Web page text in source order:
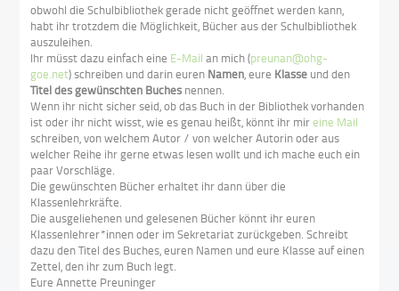
obwohl die Schulbibliothek gerade nicht geöffnet werden kann,
habt ihr trotzdem die Möglichkeit, Bücher aus der Schulbibliothek
auszuleihen.
Ihr müsst dazu einfach eine E-Mailan mich (preunan@ohg-
goe.net) schreiben und darin euren Namen, eure Klasse und den
Titel des gewünschten Buches nennen.
Wenn ihr nicht sicher seid, ob das Buch in der Bibliothek vorhanden
ist oder ihr nicht wisst, wie es genau heißt, könnt ihr mireine Mail
schreiben, von welchem Autor / von welcher Autorin oder aus
welcher Reihe ihr gerne etwas lesen wollt und ich mache euch ein
paar Vorschläge.
Die gewünschten Bücher erhaltet ihr dann über die
Klassenlehrkräfte.
Die ausgeliehenen und gelesenen Bücher könnt ihr euren
Klassenlehrer*innen oder im Sekretariat zurückgeben. Schreibt
dazu den Titel des Buches, euren Namen und eure Klasse auf einen
Zettel, den ihr zum Buch legt.
Eure Annette Preuninger